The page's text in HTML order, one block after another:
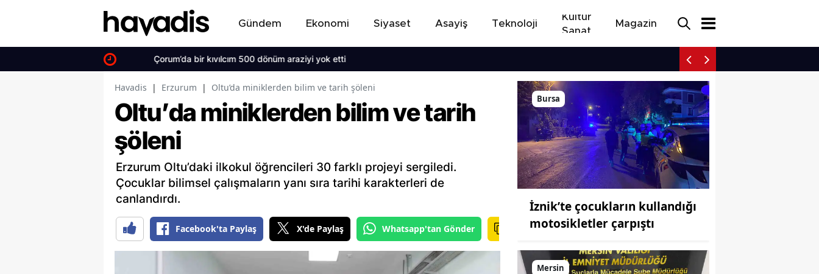
Gündem Ekonomi Siyaset Asayiş Teknoloji
Kültür
Sanat
Magazin
Çorum’da bir kıvılcım 500 dönüm araziyi yok etti
Havadis | Erzurum | Oltu’da miniklerden bilim ve tarih şöleni
Oltu’da miniklerden bilim ve tarih
şöleni
Erzurum Oltu’daki ilkokul öğrencileri 30 farklı projeyi sergiledi.
Çocuklar bilimsel çalışmaların yanı sıra tarihi karakterleri de
canlandırdı.
Facebook'ta Paylaş X'de Paylaş Whatsapp'tan Gönder
Bursa
İznik’te çocukların kullandığı
motosikletler çarpıştı
Mersin